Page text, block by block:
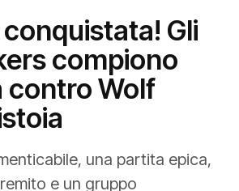
Gli
compiono
contro Wolf
una partita epica,
e un gruppo